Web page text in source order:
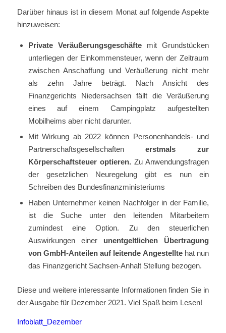
Darüber hinaus ist in diesem Monat auf folgende Aspekte
hinzuweisen:
Private Veräußerungsgeschäftemit Grundstücken
unterliegen der Einkommensteuer, wenn der Zeitraum
zwischen Anschaffung und Veräußerung nicht mehr
als zehn Jahre beträgt. Nach Ansicht des
Finanzgerichts Niedersachsen fällt die Veräußerung
eines auf einem Campingplatz aufgestellten
Mobilheims aber nicht darunter.
Mit Wirkung ab 2022 können Personenhandels- und
Partnerschaftsgesellschaftenerstmals zur
Körperschaftsteuer optieren.Zu Anwendungsfragen
der gesetzlichen Neuregelung gibt es nun ein
Schreiben des Bundesfinanzministeriums
Haben Unternehmer keinen Nachfolger in der Familie,
ist die Suche unter den leitenden Mitarbeitern
zumindest eine Option. Zu den steuerlichen
Auswirkungen einer unentgeltlichen Übertragung
von GmbH-Anteilen auf leitende Angestelltehat nun
das Finanzgericht Sachsen-Anhalt Stellung bezogen.
Diese und weitere interessante Informationen finden Sie in
der Ausgabe für Dezember 2021. Viel Spaß beim Lesen!
Infoblatt_Dezember